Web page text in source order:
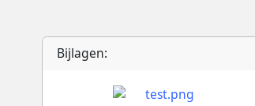
Bijlagen: